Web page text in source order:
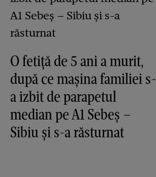
O fetiță de 5 ani a murit,
după ce mașina familiei s-
a izbit de parapetul
median pe A1 Sebeș –
Sibiu și s-a răsturnat